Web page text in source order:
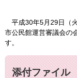
平成30年5月29日（
市公民館運営審議会の
す。
添付ファイル